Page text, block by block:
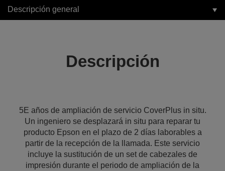
Descripción general
Descripción
5E años de ampliación de servicio CoverPlus in situ.
Un ingeniero se desplazará in situ para reparar tu
producto Epson en el plazo de 2 días laborables a
partir de la recepción de la llamada. Este servicio
incluye la sustitución de un set de cabezales de
impresión durante el periodo de ampliación de la